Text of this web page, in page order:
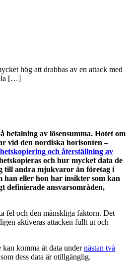
hög att drabbas av en attack med
[…]
betalning av lösensumma. Hotet om
vid den nordiska horisonten –
och återställning av
och hur mycket data de
till andra mjukvaror än företag i
han eller hon har insikter som kan
definierade ansvarsområden,
fel och den mänskliga faktorn. Det
aktiveras attacken fullt ut och
komma åt data undernästan två
dess data är otillgänglig.